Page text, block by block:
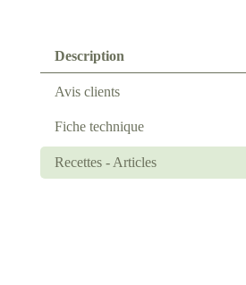
Description
Avis clients
Fiche technique
Recettes - Articles